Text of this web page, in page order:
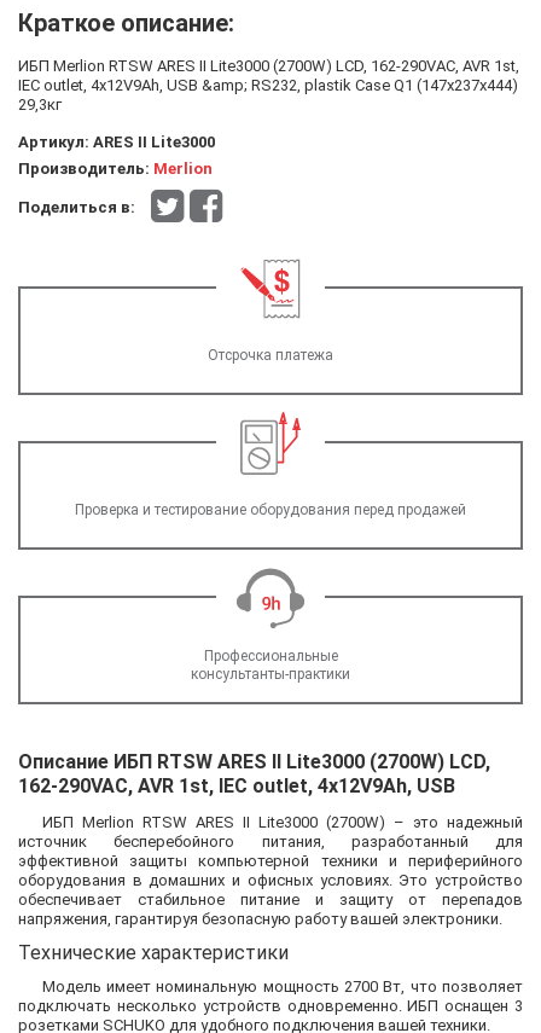
Краткое описание:
ИБП Merlion RTSW ARES II Lite3000 (2700W) LСD, 162-290VAC, AVR 1st,
IEC outlet, 4x12V9Ah, USB &amp; RS232, plastik Case Q1 (147x237х444)
29,3кг
Артикул: ARES II Lite3000
Производитель: Merlion
Поделиться в:
Отсрочка платежа
Проверка и тестирование оборудования перед продажей
Профессиональные
консультанты-практики
Описание ИБП RTSW ARES II Lite3000 (2700W) LСD,
162-290VAC, AVR 1st, IEC outlet, 4x12V9Ah, USB
ИБП Merlion RTSW ARES II Lite3000 (2700W) – это надежный
источник бесперебойного питания, разработанный для
эффективной защиты компьютерной техники и периферийного
оборудования в домашних и офисных условиях. Это устройство
обеспечивает стабильное питание и защиту от перепадов
напряжения, гарантируя безопасную работу вашей электроники.
Технические характеристики
Модель имеет номинальную мощность 2700 Вт, что позволяет
подключать несколько устройств одновременно. ИБП оснащен 3
розетками SCHUKO для удобного подключения вашей техники.